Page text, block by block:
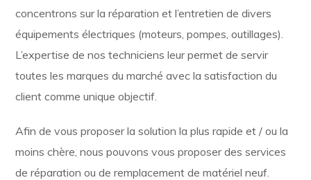
concentrons sur la réparation et l’entretien de divers
équipements électriques (moteurs, pompes, outillages).
L’expertise de nos techniciens leur permet de servir
toutes les marques du marché avec la satisfaction du
client comme unique objectif.
Afin de vous proposer la solution la plus rapide et / ou la
moins chère, nous pouvons vous proposer des services
de réparation ou de remplacement de matériel neuf.